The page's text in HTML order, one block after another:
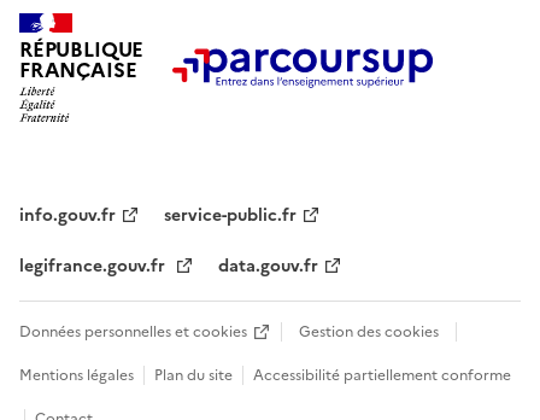
RÉPUBLIQUE
FRANÇAISE
info.gouv.fr
service-public.fr
legifrance.gouv.fr
data.gouv.fr
Données personnelles et cookies
Gestion des cookies
Mentions légales
Plan du site
Accessibilité partiellement conforme